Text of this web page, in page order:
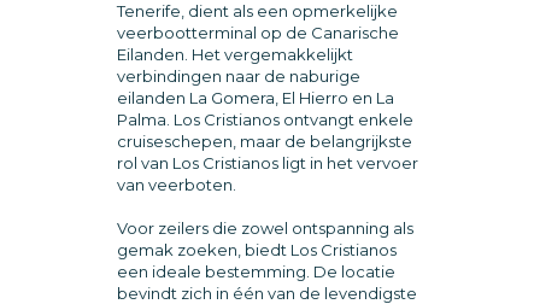
Tenerife, dient als een opmerkelijke
veerbootterminal op de Canarische
Eilanden. Het vergemakkelijkt
verbindingen naar de naburige
eilanden La Gomera, El Hierro en La
Palma. Los Cristianos ontvangt enkele
cruiseschepen, maar de belangrijkste
rol van Los Cristianos ligt in het vervoer
van veerboten.
Voor zeilers die zowel ontspanning als
gemak zoeken, biedt Los Cristianos
een ideale bestemming. De locatie
bevindt zich in één van de levendigste